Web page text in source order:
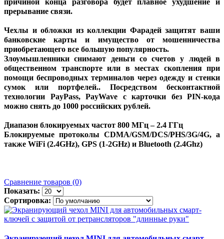
прерывание связи.
Чехлы и обложки из коллекции Фарадей защитят ваши
банковские карты и имущество от мошенничества
приобретающего все большую популярность.
Злоумышленники снимают деньги со счетов у людей в
общественном транспорте или в местах скопления при
помощи беспроводных терминалов через одежду и стенки
сумок или портфелей.. Посредством бесконтактной
технологии PayPass, PayWave с карточки без PIN-кода
можно снять до 1000 российских рублей.
Диапазон блокируемых частот 800 МГц – 2.4 ГГц
Блокируемые протоколы CDMA/GSM/DCS/PHS/3G/4G, а
также WiFi (2.4GHz), GPS (1-2GHz) и Bluetooth (2.4Ghz)
Сравнение товаров (0)
Показать:
Сортировка: